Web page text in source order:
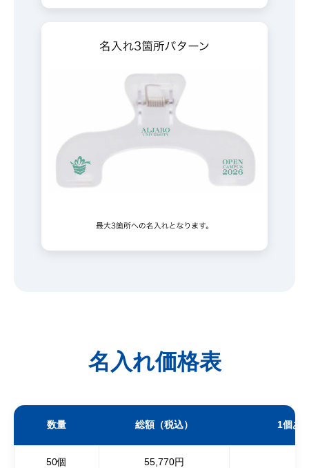
名入れ価格表
数量 総額（税込） 1個あ
50個 55,770円